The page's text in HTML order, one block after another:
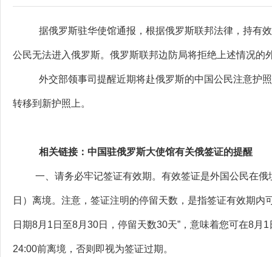
据俄罗斯驻华使馆通报，根据俄罗斯联邦法律，持有
公民无法进入俄罗斯。俄罗斯联邦边防局将拒绝上述情况的
外交部领事司提醒近期将赴俄罗斯的中国公民注意护
转移到新护照上。
相关链接：中国驻俄罗斯大使馆有关俄签证的提醒
一、请务必牢记签证有效期。有效签证是外国公民在
日）离境。注意，签证注明的停留天数，是指签证有效期
日期8月1日至8月30日，停留天数30天”，意味着您可在8
24:00前离境，否则即视为签证过期。